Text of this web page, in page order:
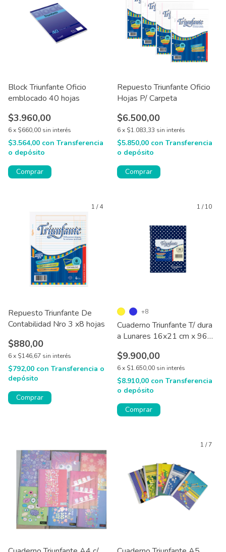
Block Triunfante Oficio
emblocado 40 hojas
$3.960,00
6x $660,00 sin interés
$3.564,00 con Transferencia
o depósito
Comprar
Repuesto Triunfante Oficio
Hojas P/ Carpeta
$6.500,00
6x $1.083,33 sin interés
$5.850,00 con Transferencia
o depósito
Comprar
1 /4
Repuesto Triunfante De
Contabilidad Nro 3 x8 hojas
$880,00
6x $146,67 sin interés
$792,00 con Transferencia o
depósito
Comprar
1 /10
Cuaderno Triunfante T/ dura
a Lunares 16x21 cm x 96
$9.900,00
6x $1.650,00 sin interés
$8.910,00 con Transferencia
o depósito
+8
Comprar
1 /7